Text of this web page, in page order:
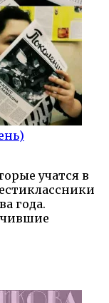
учатся в
года.